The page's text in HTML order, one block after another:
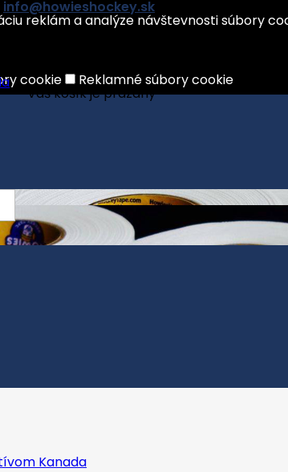
reklám a analýze návštevnosti súbory
cookie Reklamné súbory cookie
info@howieshockey.sk
shopping_cart
Košík:0Produkty - 0,00 €
Váš košík je prázdny
Kanada